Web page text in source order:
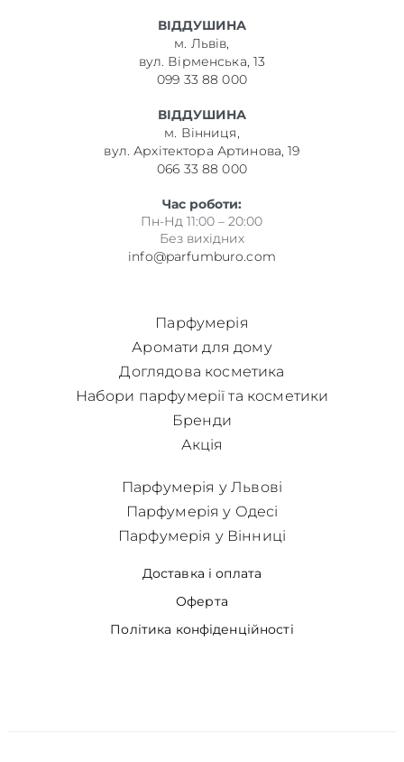
ВІДДУШИНА
м. Львів,
вул. Вірменська, 13
099 33 88 000
ВІДДУШИНА
м. Вінниця,
вул. Архітектора Артинова, 19
066 33 88 000
Час роботи:
Пн-Нд 11:00 – 20:00
Без вихідних
info@parfumburo.com
Парфумерія
Аромати для дому
Доглядова косметика
Набори парфумерії та косметики
Бренди
Акція
Доставка і оплата
Оферта
Політика конфіденційності
Парфумерія у Львові
Парфумерія у Одесі
Парфумерія у Вінниці